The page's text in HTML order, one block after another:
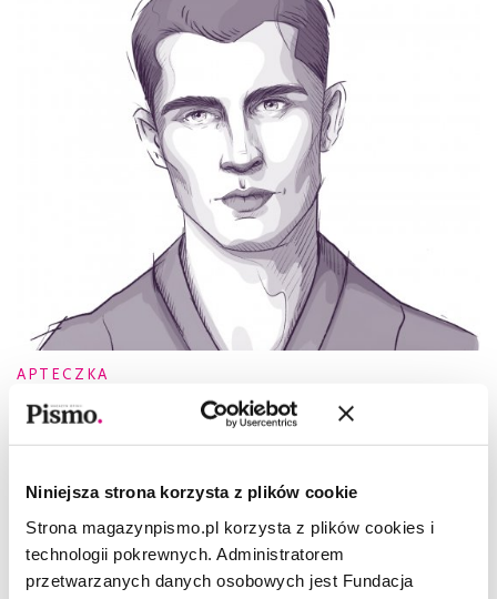
Niniejsza strona korzysta z plików cookie
Strona magazynpismo.pl korzysta z plików cookies i
technologii pokrewnych. Administratorem
przetwarzanych danych osobowych jest Fundacja
APTECZKA
Charlie Jeer. Nie jestem typem od
bebopu
CHARLIE JEER, MATEUSZ ROESLER